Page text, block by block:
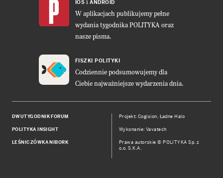
IOS ANDROID
W aplikacjach publikujemy pełne
wydania tygodnika POLITYKA oraz
nasze pisma.
FISZKI POLITYKI
Codziennie podsumowujemy dla
Ciebie najważniejsze wydarzenia dnia.
DWUTYGODNIK FORUM
POLITYKA INSIGHT
LEŚNICZÓWKA NIBORK
Projekt:Cogision, Ładne Halo
Wykonanie: Vavatech
Prawa autorskie © POLITYKA Sp. z
o.o. S.K.A.